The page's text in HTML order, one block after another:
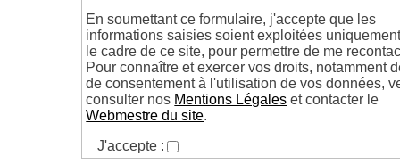
En soumettant ce formulaire, j'accepte que les
informations saisies soient exploitées
le cadre de ce site, pour permettre de me
Pour connaître et exercer vos droits, notamment
de consentement à l'utilisation de vos données,
consulter nos Mentions Légales et contacter le
Webmestre du site.
J'accepte :